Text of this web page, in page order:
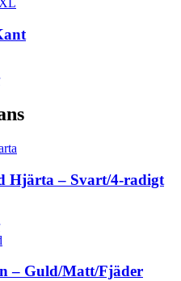
Hjärta – Svart/4-radigt
– Guld/Matt/Fjäder